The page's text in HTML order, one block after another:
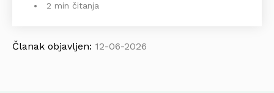
2 min čitanja
Članak objavljen: 12-06-2026